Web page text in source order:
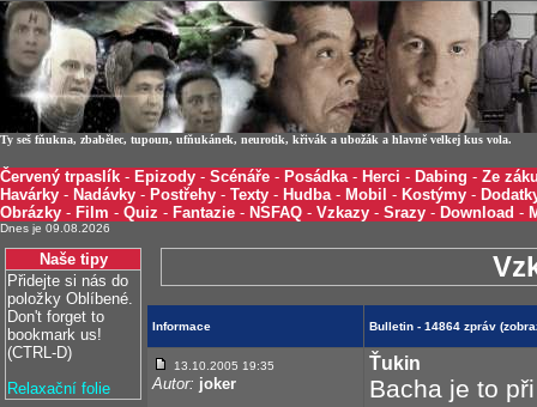
Ty seš fňukna, zbabělec, tupoun, ufňukánek, neurotik, křivák a ubožák a hlavně velkej kus vola.
Červený trpaslík - Epizody - Scénáře - Posádka- Herci - Dabing - Ze
Havárky - Nadávky - Postřehy - Texty - Hudba- Mobil - Kostýmy -
Obrázky - Film - Quiz - Fantazie - NSFAQ - Vzkazy - Srazy - Download -
Dnes je 09.08.2026
Naše tipy
Přidejte si nás do
položky Oblíbené.
Don't forget to
bookmark us!
(CTRL-D)
Relaxační folie
Informace Bulletin - 14864 zpráv
13.10.2005 19:35
Autor: joker
Ťukin
Bacha je to